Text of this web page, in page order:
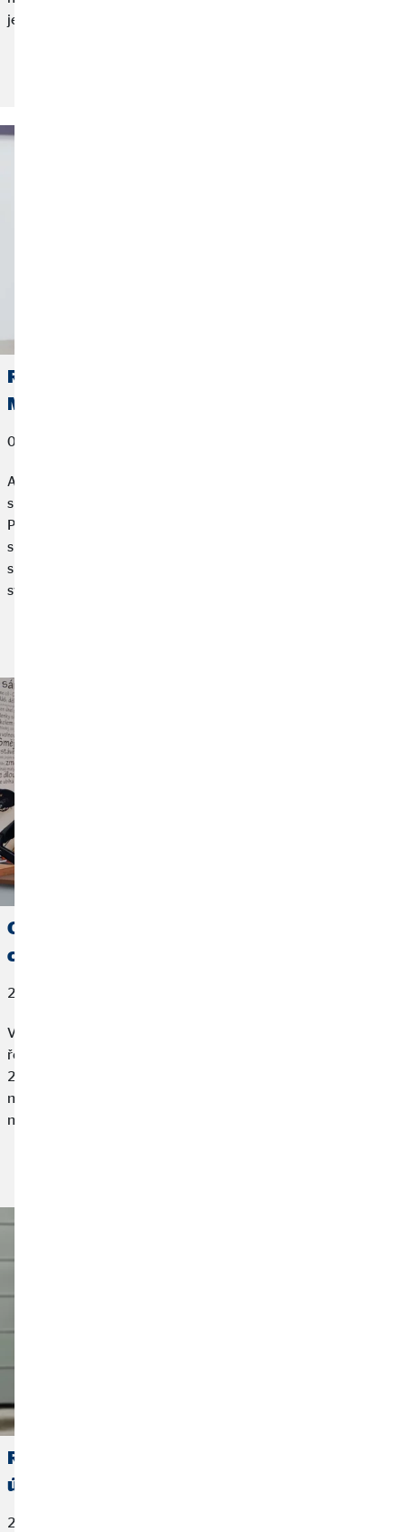
jeho pracovní den.
Regionální ředitelka Anastasia
Margaritopulu: Pro úspěch je klíčová vůle
04. června 2026
Anastasia Margaritopulu od začátku své kariéry v OVB věřila ve
smysl práce, kterou dělá. A také věřila, že může uspět.
Povýšení na regionální ředitelku je toho důkazem. „Funguji
spíš jako dirigent – dirigent totiž nedělá práci za ostatní. Jeho
síla je v tom, že z každého dokáže vytáhnout to nejlepší,“ říká o
své nové roli Anastasia Margaritopulu.
Oblastní ředitel Leopold Nováček: Kariéra je
cesta, která nemá konec
21. května 2026
Vydali jsme se do Brna, abychom se setkali s oblastním
ředitelem Leopoldem Nováčkem, který do OVB vstoupil v roce
2002 během studií na vysoké škole. Jeho kariéra se však
naplno rozjela až později, kdy se podnikání začal věnovat
na plný úvazek. „Tento krok se ukázal jako zásadní,“ vzpomíná.
Regionální ředitel Pavel Turek: Cesta k
úspěchu v OVB není sprint, ale maraton
20. dubna 2026